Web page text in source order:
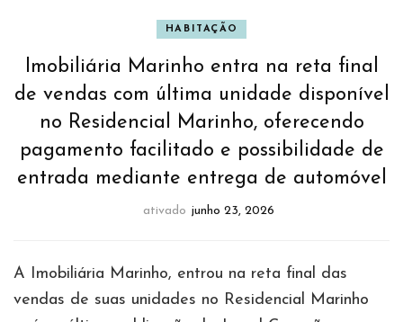
HABITAÇÃO
Imobiliária Marinho entra na reta final
de vendas com última unidade disponível
no Residencial Marinho, oferecendo
pagamento facilitado e possibilidade de
entrada mediante entrega de automóvel
ativado junho 23, 2026
A Imobiliária Marinho, entrou na reta final das
vendas de suas unidades no Residencial Marinho